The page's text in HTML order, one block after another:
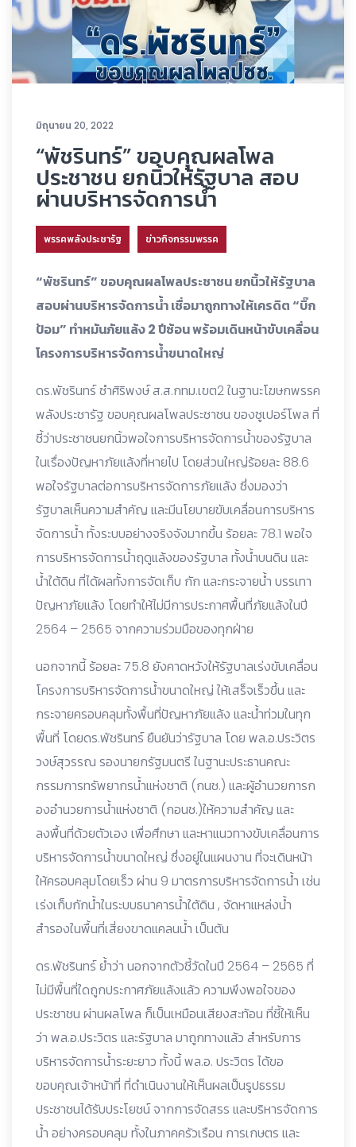
มิถุนายน 20, 2022
“พัชรินทร์” ขอบคุณผลโพล
ประชาชน ยกนิ้วให้รัฐบาล สอบ
ผ่านบริหารจัดการน้ำ
พรรคพลังประชารัฐ ข่าวกิจกรรมพรรค
“พัชรินทร์” ขอบคุณผลโพลประชาชน ยกนิ้วให้รัฐบาล
สอบผ่านบริหารจัดการน้ำ เชื่อมาถูกทางให้เครดิต “บิ๊ก
ป้อม” ทำหมันภัยแล้ง 2 ปีซ้อน พร้อมเดินหน้าขับเคลื่อน
โครงการบริหารจัดการน้ำขนาดใหญ่
ดร.พัชรินทร์ ซำศิริพงษ์ ส.ส.กทม.เขต2 ในฐานะโฆษกพรรค
พลังประชารัฐ ขอบคุณผลโพลประชาชน ของซูเปอร์โพล ที่
ชี้ว่าประชาชนยกนิ้วพอใจการบริหารจัดการน้ำของรัฐบาล
ในเรื่องปัญหาภัยแล้งที่หายไป โดยส่วนใหญ่ร้อยละ 88.6
พอใจรัฐบาลต่อการบริหารจัดการภัยแล้ง ซึ่งมองว่า
รัฐบาลเห็นความสำคัญ และมีนโยบายขับเคลื่อนการบริหาร
จัดการน้ำ ทั้งระบบอย่างจริงจังมากขึ้น ร้อยละ 78.1 พอใจ
การบริหารจัดการน้ำฤดูแล้งของรัฐบาล ทั้งน้ำบนดิน และ
น้ำใต้ดิน ที่ได้ผลทั้งการจัดเก็บ กัก และกระจายน้ำ บรรเทา
ปัญหาภัยแล้ง โดยทำให้ไม่มีการประกาศพื้นที่ภัยแล้งในปี
2564 – 2565 จากความร่วมมือของทุกฝ่าย
นอกจากนี้ ร้อยละ 75.8 ยังคาดหวังให้รัฐบาลเร่งขับเคลื่อน
โครงการบริหารจัดการน้ำขนาดใหญ่ ให้เสร็จเร็วขึ้น และ
กระจายครอบคลุมทั้งพื้นที่ปัญหาภัยแล้ง และน้ำท่วมในทุก
พื้นที่ โดยดร.พัชรินทร์ ยืนยันว่ารัฐบาล โดย พล.อ.ประวิตร
วงษ์สุวรรณ รองนายกรัฐมนตรี ในฐานะประธานคณะ
กรรมการทรัพยากรน้ำแห่งชาติ (กนช.) และผู้อำนวยการก
องอำนวยการน้ำแห่งชาติ (กอนช.)ให้ความสำคัญ และ
ลงพื้นที่ด้วยตัวเอง เพื่อศึกษา และหาแนวทางขับเคลื่อนการ
บริหารจัดการน้ำขนาดใหญ่ ซึ่งอยู่ในแผนงาน ที่จะเดินหน้า
ให้ครอบคลุมโดยเร็ว ผ่าน 9 มาตรการบริหารจัดการน้ำ เช่น
เร่งเก็บกักน้ำในระบบธนาคารน้ำใต้ดิน , จัดหาแหล่งน้ำ
สำรองในพื้นที่เสี่ยงขาดแคลนน้ำ เป็นต้น
ดร.พัชรินทร์ ย้ำว่า นอกจากตัวชี้วัดในปี 2564 – 2565 ที่
ไม่มีพื้นที่ใดถูกประกาศภัยแล้งแล้ว ความพึงพอใจของ
ประชาชน ผ่านผลโพล ก็เป็นเหมือนเสียงสะท้อน ที่ชี้ให้เห็น
ว่า พล.อ.ประวิตร และรัฐบาล มาถูกทางแล้ว สำหรับการ
บริหารจัดการน้ำระยะยาว ทั้งนี้ พล.อ. ประวิตร ได้ขอ
ขอบคุณเจ้าหน้าที่ ที่ดำเนินงานให้เห็นผลเป็นรูปธรรม
ประชาชนได้รับประโยชน์ จากการจัดสรร และบริหารจัดการ
น้ำ อย่างครอบคลุม ทั้งในภาคครัวเรือน การเกษตร และ